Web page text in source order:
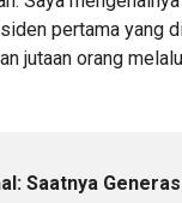
pertama yang
jutaan orang
Saatnya